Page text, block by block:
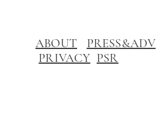
ABOUT
PRESS&ADV
PRIVACY PSR